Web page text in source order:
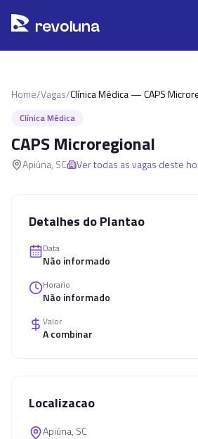
revoluna
Home/Vagas/Clínica Médica — CAPS
Clínica Médica
CAPS Microregional
Apiúna, SC Ver todas as vagas deste
Detalhes do Plantao
Data
Não informado
Horario
Não informado
Valor
A combinar
Localizacao
Apiúna, SC